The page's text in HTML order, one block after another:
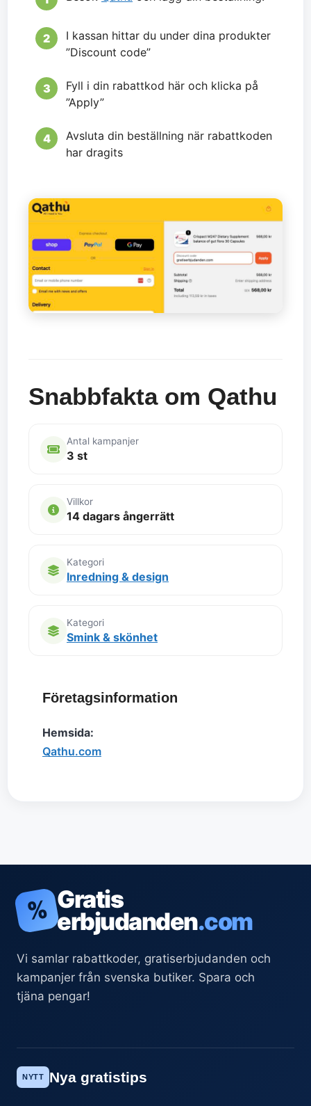
I kassan hittar du under dina produkter
”Discount code”
Fyll i din rabattkod här och klicka på
”Apply”
Avsluta din beställning när rabattkoden
har dragits
Snabbfakta om Qathu
Antal kampanjer
3 st
Villkor
14 dagars ångerrätt
Kategori
Inredning & design
Kategori
Smink & skönhet
Företagsinformation
Hemsida:
Qathu.com
% Gratis
erbjudanden.com
Vi samlar rabattkoder, gratiserbjudanden och
kampanjer från svenska butiker. Spara och
tjäna pengar!
NYTT Nya gratistips